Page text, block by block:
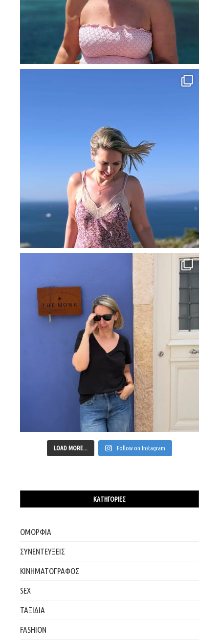
LOAD MORE... Follow on Instagram
ΚΑΤΗΓΟΡΊΕΣ
ΟΜΟΡΦΙΑ
ΣΥΝΕΝΤΕΥΞΕΙΣ
ΚΙΝΗΜΑΤΟΓΡΑΦΟΣ
SEX
ΤΑΞΙΔΙΑ
FASHION